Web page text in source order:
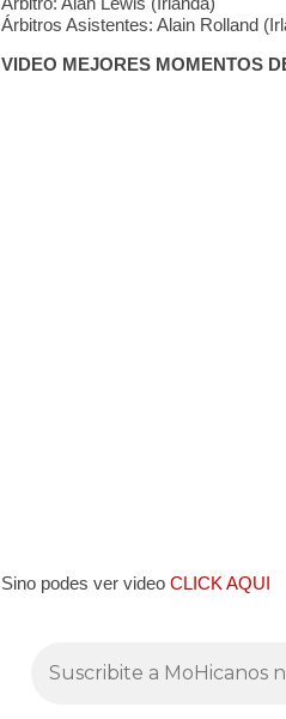
Árbitros Asistentes: Alain Rolland
VIDEO MEJORES MOMENTOS
Sino podes ver video CLICK AQUI